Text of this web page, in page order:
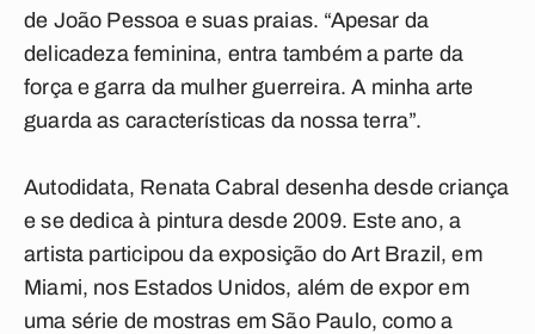
de João Pessoa e suas praias. “Apesar da
delicadeza feminina, entra também a parte da
força e garra da mulher guerreira. A minha arte
guarda as características da nossa terra”.
Autodidata, Renata Cabral desenha desde criança
e se dedica à pintura desde 2009. Este ano, a
artista participou da exposição do Art Brazil, em
Miami, nos Estados Unidos, além de expor em
uma série de mostras em São Paulo, como a